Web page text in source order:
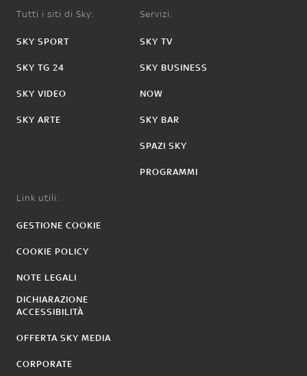
Tutti i siti di Sky:
SKY SPORT
SKY TG 24
SKY VIDEO
SKY ARTE
Servizi:
SKY TV
SKY BUSINESS
NOW
SKY BAR
SPAZI SKY
PROGRAMMI
Link utili:
GESTIONE COOKIE
COOKIE POLICY
NOTE LEGALI
DICHIARAZIONE
ACCESSIBILITÀ
OFFERTA SKY MEDIA
CORPORATE